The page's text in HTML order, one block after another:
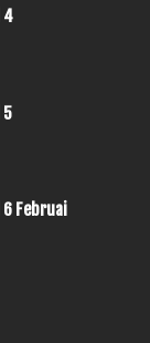
4
5
Februai